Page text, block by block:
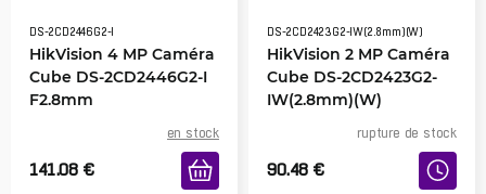
DS-2CD2446G2-I
HikVision 4 MP Caméra
Cube DS-2CD2446G2-I
F2.8mm
en stock
141.08 €
DS-2CD2423G2-IW(2.8mm)(W)
HikVision 2 MP Caméra
Cube DS-2CD2423G2-
IW(2.8mm)(W)
rupture de stock
90.48 €